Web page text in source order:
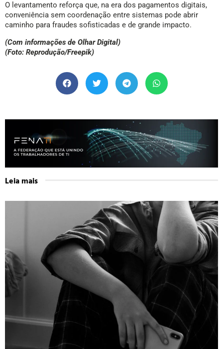
O levantamento reforça que, na era dos pagamentos digitais,
conveniência sem coordenação entre sistemas pode abrir
caminho para fraudes sofisticadas e de grande impacto.
(Com informações de Olhar Digital)
(Foto: Reprodução/Freepik)
Leia mais